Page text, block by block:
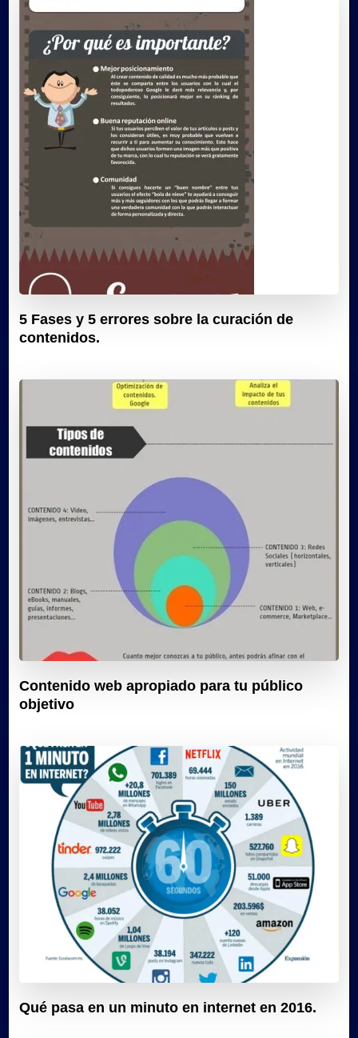
5 Fases y 5 errores sobre la curación de
contenidos.
Contenido web apropiado para tu público
objetivo
Qué pasa en un minuto en internet en 2016.